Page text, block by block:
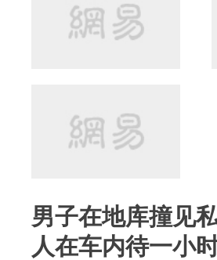
男子在地库撞见
人在车内待一小